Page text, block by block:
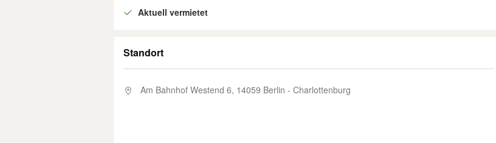
Aktuell vermietet
Standort
Am Bahnhof Westend 6, 14059 Berlin - Charlottenburg